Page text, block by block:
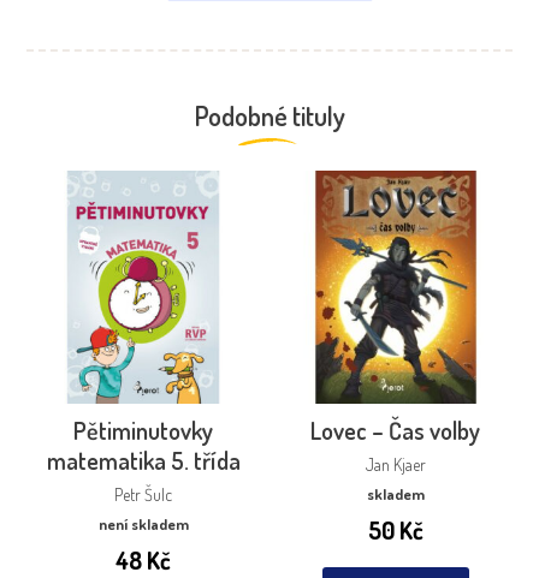
Podobné tituly
Pětiminutovky
matematika 5. třída
Petr Šulc
není skladem
48Kč
Lovec – Čas volby
Jan Kjaer
skladem
50Kč